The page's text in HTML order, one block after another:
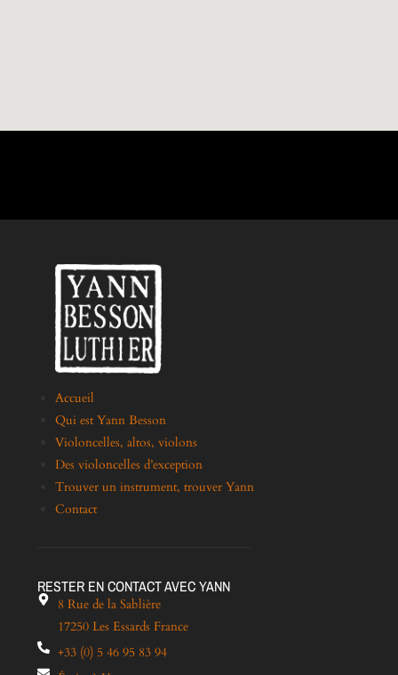
Accueil
Qui est Yann Besson
Violoncelles, altos, violons
Des violoncelles d’exception
Trouver un instrument, trouver Yann
Contact
RESTER EN CONTACT AVEC YANN
8 Rue de la Sablière
17250 Les Essards France
+33 (0) 5 46 95 83 94